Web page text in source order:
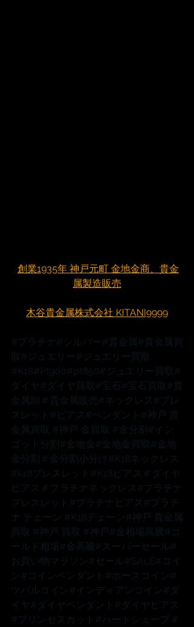
創業1935年 神戸元町 金地金商、貴金
属製造販売
木谷貴金属株式会社 KITANI9999
#プラチナ #シルバー #貴金属#貴金属買
取 #ジュエリー #ジュエリー買取
#K18#Pt900#pt850#ジュエリー買取 #
ダイヤ #ダイヤ買取 #宝石 #宝石買取 #貴
金属卸 ＃貴金属販売#ネックレス #ブレ
スレット #ピアス #ペンダント #神戸 貴
金属買取 #神戸 金買取 #金分割 #イン
ゴット分割 #金地金 #金地金買取 #金地
金分割
＃金分割小分け #K18ネックレス
#k18ブレスレット #K18ピアス ＃ダイヤ
ピアス ＃プラチナネックレス #プラチナ
ブレスレット #プラチナピアス #プラチ
ナ
チェーン #K18チェーン #神戸 貴金属
買取 #神戸 買取 #神戸 #金相場高騰 #ゴ
ールド相場 #金高騰 #スーパーセール#
お買い物マラソン #セール#SALE#コイ
ン #コインペンダント #ホースコイン #
ツバルコイン #インディアンコイン #ダ
イヤ #ダイヤペンダント #ダイヤピアス
#プリンセスカット #ハートシェープ ＃